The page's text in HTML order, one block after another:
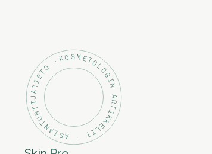
KOSMETOLOGIN ARTIKKELIT · ASIANTUNTIJATIETO ·